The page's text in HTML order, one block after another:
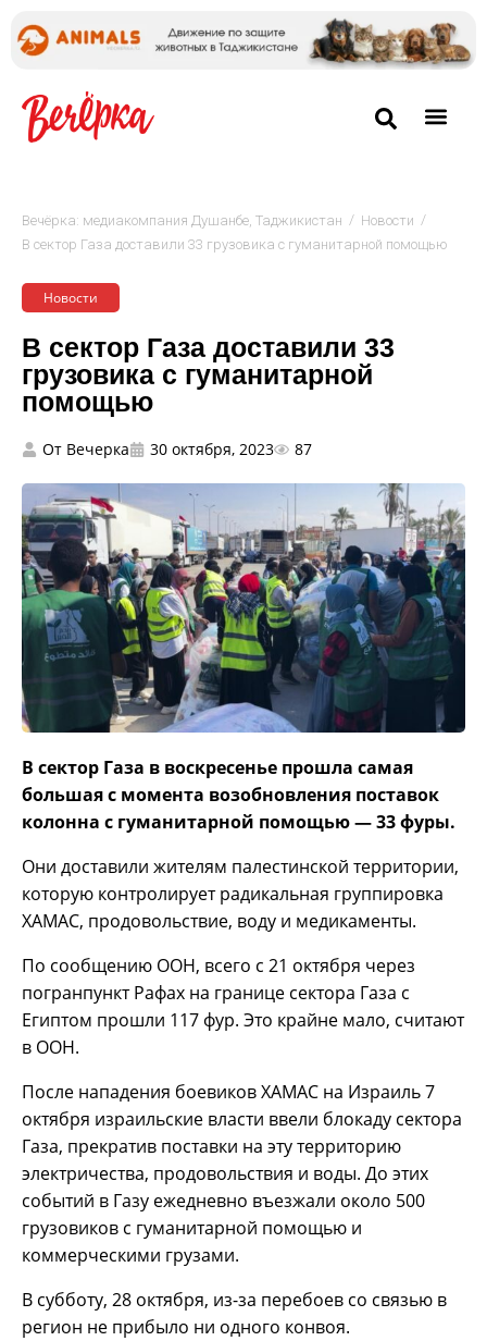
Вечёрка: медиакомпания Душанбе, Таджикистан / Новости /
В сектор Газа доставили 33 грузовика с гуманитарной помощью
Новости
В сектор Газа доставили 33
грузовика с гуманитарной
помощью
От Вечерка 30 октября, 2023 87
В сектор Газа в воскресенье прошла самая
большая с момента возобновления поставок
колонна с гуманитарной помощью — 33 фуры.
Они доставили жителям палестинской территории,
которую контролирует радикальная группировка
ХАМАС, продовольствие, воду и медикаменты.
По сообщению ООН, всего с 21 октября через
погранпункт Рафах на границе сектора Газа с
Египтом прошли 117 фур. Это крайне мало, считают
в ООН.
После нападения боевиков ХАМАС на Израиль 7
октября израильские власти ввели блокаду сектора
Газа, прекратив поставки на эту территорию
электричества, продовольствия и воды. До этих
событий в Газу ежедневно въезжали около 500
грузовиков с гуманитарной помощью и
коммерческими грузами.
В субботу, 28 октября, из-за перебоев со связью в
регион не прибыло ни одного конвоя.